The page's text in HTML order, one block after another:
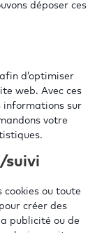
déposer ces
d’optimiser
web. Avec ces
informations sur
votre
suivi
cookies ou toute
créer des
publicité ou de